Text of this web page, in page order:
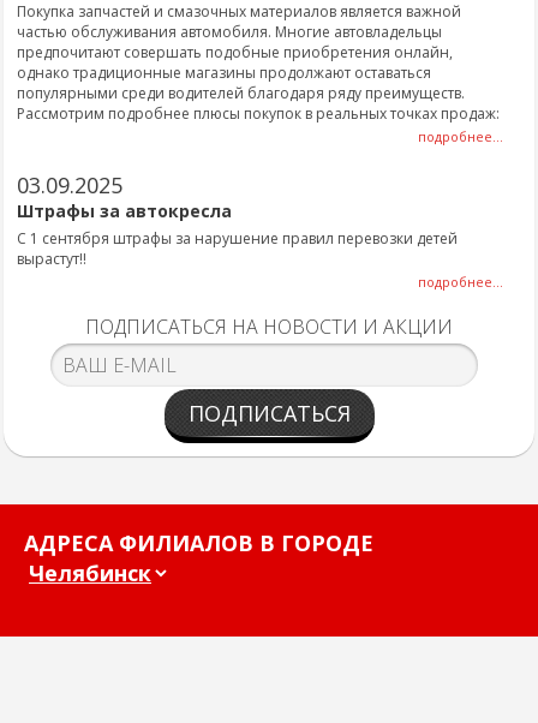
Покупка запчастей и смазочных материалов является важной
частью обслуживания автомобиля. Многие автовладельцы
предпочитают совершать подобные приобретения онлайн,
однако традиционные магазины продолжают оставаться
популярными среди водителей благодаря ряду преимуществ.
Рассмотрим подробнее плюсы покупок в реальных точках продаж:
подробнее...
03.09.2025
Штрафы за автокресла
С 1 сентября штрафы за нарушение правил перевозки детей
вырастут!!
подробнее...
ПОДПИСАТЬСЯ НА НОВОСТИ И АКЦИИ
ПОДПИСАТЬСЯ
АДРЕСА ФИЛИАЛОВ В ГОРОДЕ